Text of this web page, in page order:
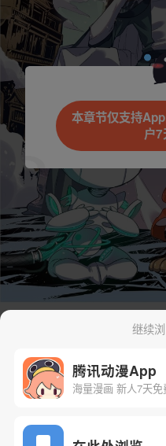
继续
腾讯动漫App
海量漫画 新人7天免
本章节仅支持
户7